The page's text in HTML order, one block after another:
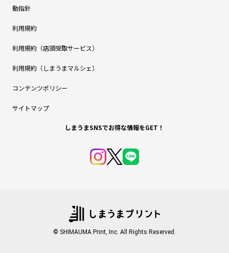
動指針
利用規約
利用規約（店頭受取サービス）
利用規約（しまうまマルシェ）
コンテンツポリシー
サイトマップ
しまうまSNSでお得な情報をGET！
© SHIMAUMA Print, Inc. All Rights Reserved.